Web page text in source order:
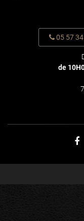
05 57
de